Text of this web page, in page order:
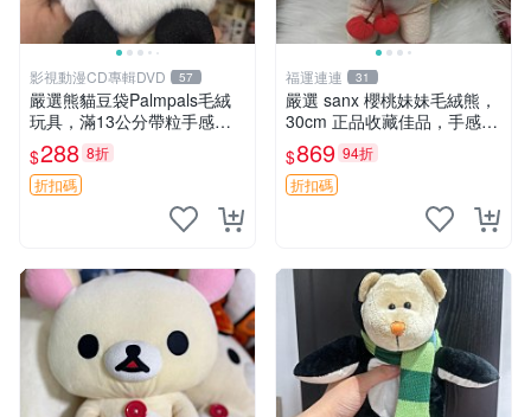
影視動漫CD專輯DVD 57
嚴選熊貓豆袋Palmpals毛絨
玩具，滿13公分帶粒手感極
佳，電影主題周邊推薦 熊貓
Palmpals 毛絨玩具 豆袋 劇場
版周邊
$288 8折
折扣碼
福運連連 31
嚴選 sanx 櫻桃妹妹毛絨熊，
30cm 正品收藏佳品，手感極
軟，適合贈送與收藏 櫻桃妹
妹、sanx、毛絨熊
$869 94折
折扣碼